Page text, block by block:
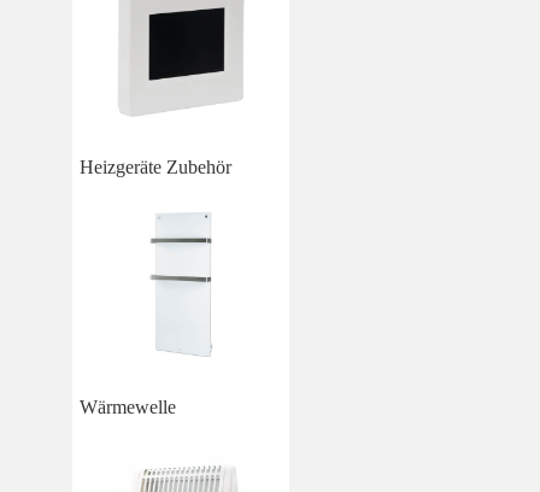
Heizgeräte Zubehör
Wärmewelle